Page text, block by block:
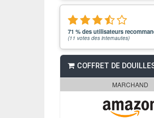
71 % des utilisateurs
(11 votes des internautes)
COFFRET DE
MARCHAND